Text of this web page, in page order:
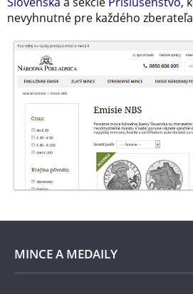
nevyhnutné pre každého
MINCE A MEDAILY